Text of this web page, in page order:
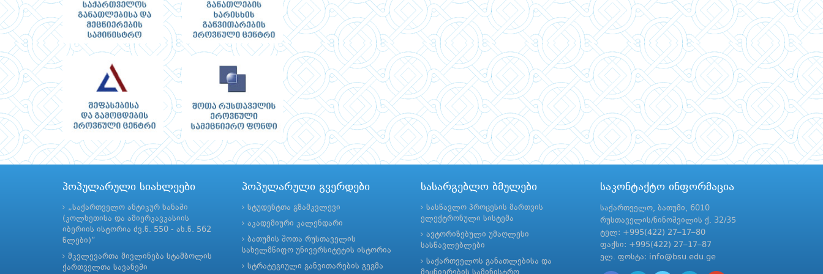
პოპულარული სიახლეები
„საქართველო ანტიკურ ხანაში
(კოლხეთისა და ამიერკავკასიის
იბერიის ისტორია ძვ.წ. 550 - ახ.წ. 562
წლები)“
მკვლევართა მივლინება სტამბოლის
ქართველთა სავანეში
პოპულარული გვერდები
სტუდენტთა გზამკვლევი
აკადემიური კალენდარი
ბათუმის შოთა რუსთაველის
სახელმწიფო უნივერსიტეტის ისტორია
სტრატეგიული განვითარების გეგმა
სასარგებლო ბმულები
სასწავლო პროცესის მართვის
ელექტრონული სისტემა
ავტორიზებული უმაღლესი
სასწავლებლები
საქართველოს განათლებისა და
მეცნიერების სამინისტრო
საკონტაქტო ინფორმაცია
საქართველო, ბათუმი, 6010
რუსთაველის/ნინოშვილის ქ. 32/35
ტელ: +995(422) 27–17–80
ფაქსი: +995(422) 27–17–87
ელ. ფოსტა: info@bsu.edu.ge